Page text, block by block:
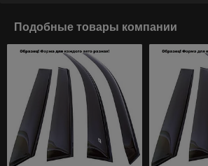
Подобные товары компании